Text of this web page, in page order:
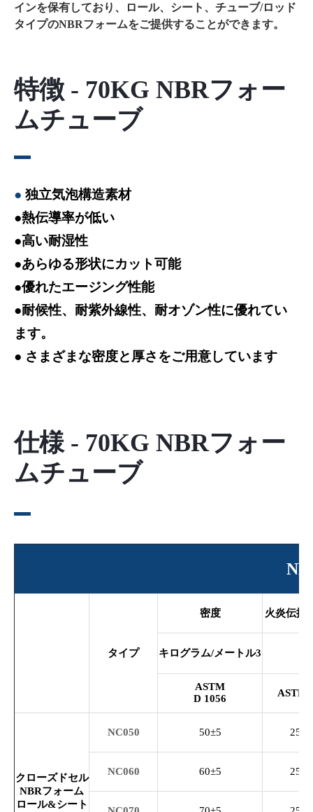
インを保有しており、ロール、シート、チューブ/ロッド
タイプのNBRフォームをご提供することができます。
特徴 - 70KG NBRフォー
ムチューブ
● 独立気泡構造素材
●熱伝導率が低い
●高い耐湿性
●あらゆる形状にカット可能
●優れたエージング性能
●耐候性、耐紫外線性、耐オゾン性に優れてい
ます。
● さまざまな密度と厚さをご用意しています
仕様 - 70KG NBRフォー
ムチューブ
タイプ
密度 火炎伝播
キログラム/メートル3
ASTM
D 1056 ASTM
クローズドセル
NBRフォーム
ロール&シート
NC050 50±5 25/
NC060 60±5 25/